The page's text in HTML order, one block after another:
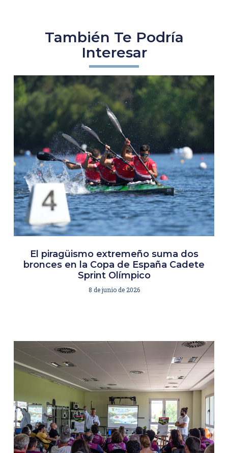
También Te Podría
Interesar
El piragüismo extremeño suma dos
bronces en la Copa de España Cadete
Sprint Olímpico
8 de junio de 2026